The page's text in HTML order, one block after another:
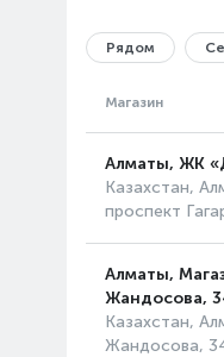
Рядом
Магазин
Алматы, ЖК
Казахстан,
проспект
Алматы,
Жандосова,
Казахстан,
Жандосова,